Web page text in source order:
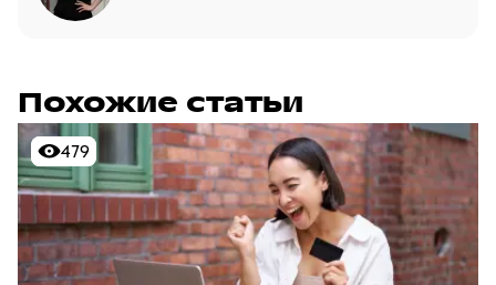
Похожие статьи
479
479